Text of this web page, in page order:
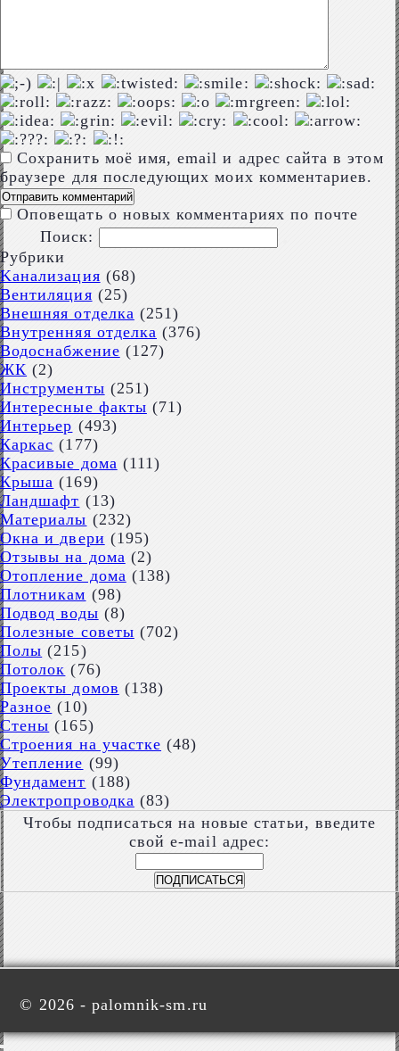
Сохранить моё имя, email и адрес сайта в этом
браузере для последующих моих комментариев.
Оповещать о новых комментариях по почте
Поиск:
Рубрики
Kaнализация (68)
Вентиляция (25)
Внешняя отделка (251)
Внутренняя отделка (376)
Водоснабжение (127)
ЖК (2)
Инструменты (251)
Интересные факты (71)
Интерьер (493)
Каркас (177)
Красивые дома (111)
Крыша (169)
Ландшафт (13)
Материалы (232)
Окна и двери (195)
Отзывы на дома (2)
Отопление дома (138)
Плотникам (98)
Подвод воды (8)
Полезные советы (702)
Полы (215)
Потолок (76)
Проекты домов (138)
Разное (10)
Стены (165)
Строения на участке (48)
Утепление (99)
Фундамент (188)
Электропроводка (83)
Чтобы подписаться на новые статьи, введите
свой e-mail адрес:
© 2026 - palomnik-sm.ru